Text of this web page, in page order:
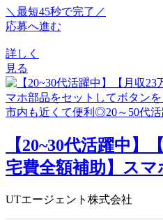
＼最短45秒で完了／
応募へ進む
詳しく
見る
【20~30代活躍中】
宅費全額補助】ス
UTエージェント株式会社